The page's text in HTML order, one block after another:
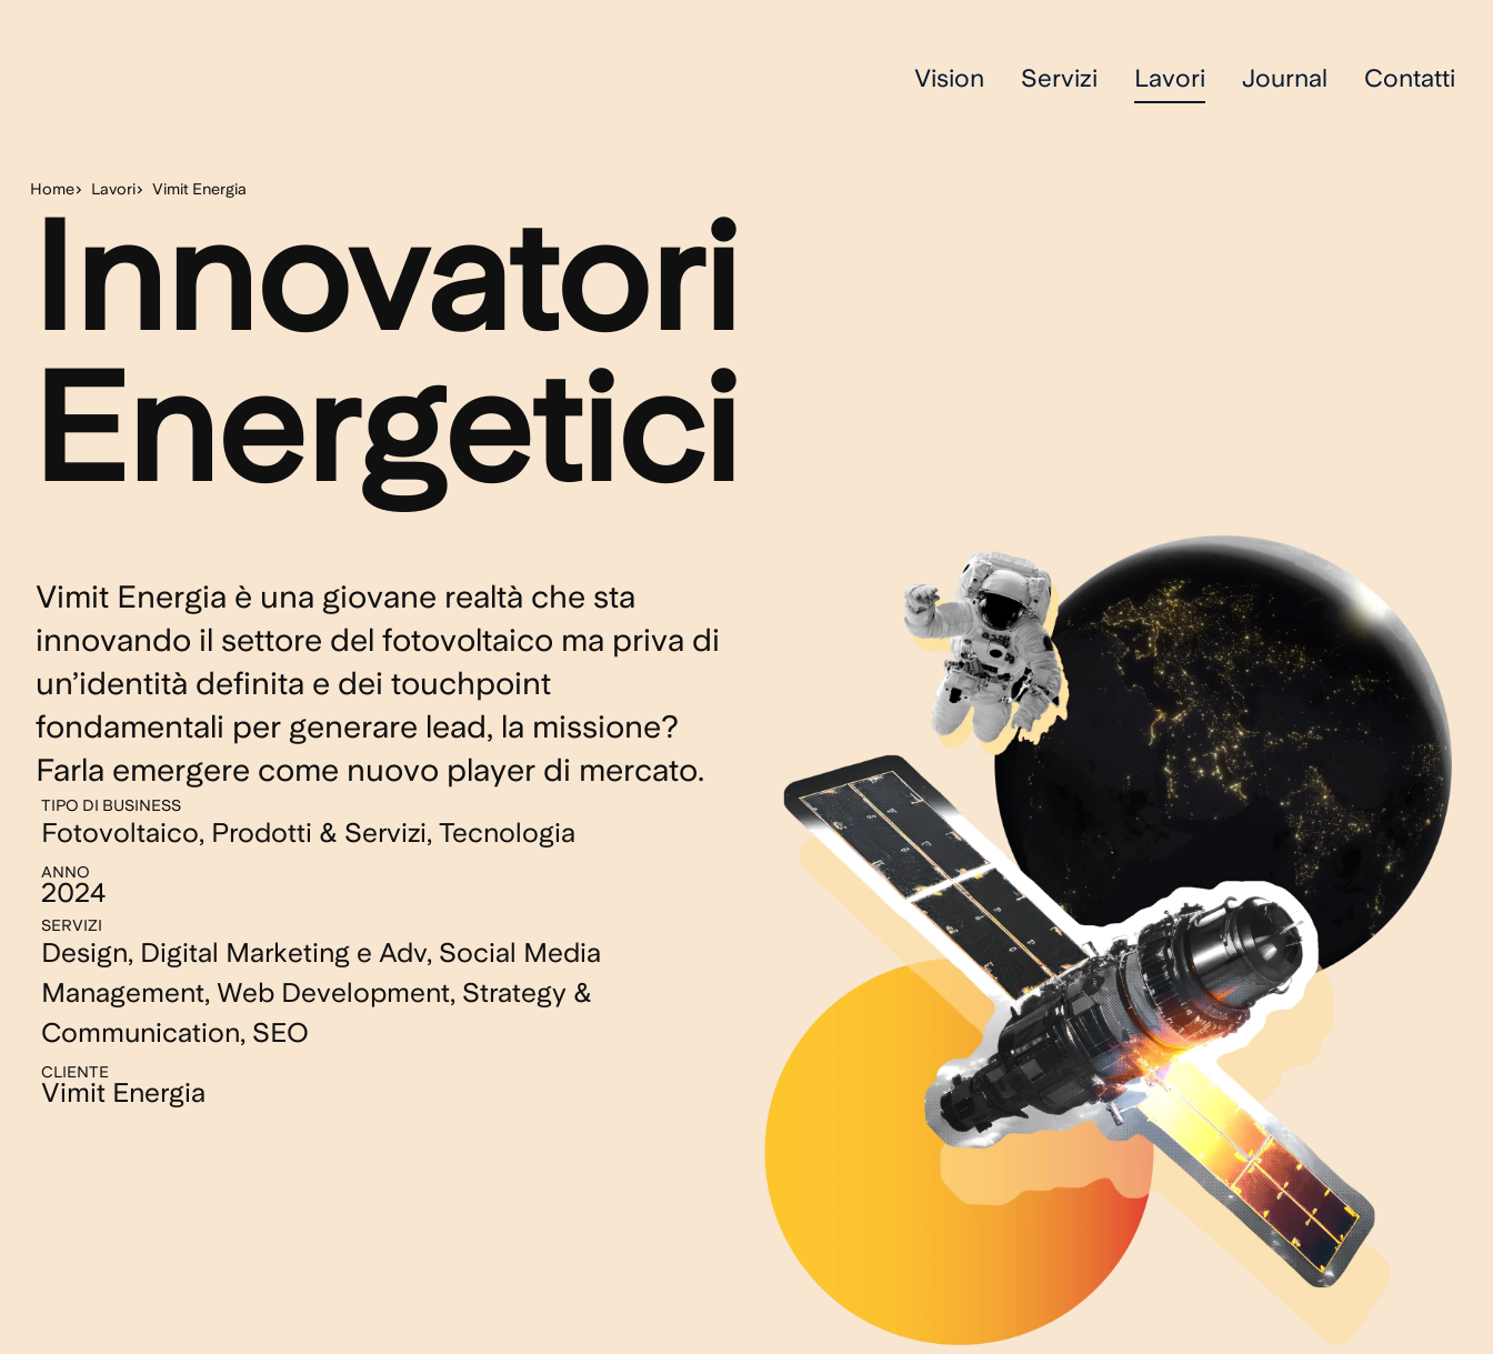
Vision Servizi Lavori Journal Contatti
Home Lavori Vimit Energia
Innovatori
Energetici
Vimit Energia è una giovane realtà che sta
innovando il settore del fotovoltaico ma priva di
un’identità definita e dei touchpoint
fondamentali per generare lead, la missione?
Farla emergere come nuovo player di mercato.
TIPO DI BUSINESS
Fotovoltaico, Prodotti & Servizi, Tecnologia
ANNO
2024
SERVIZI
Design, Digital Marketing e Adv, Social Media
Management, Web Development, Strategy &
Communication, SEO
CLIENTE
Vimit Energia